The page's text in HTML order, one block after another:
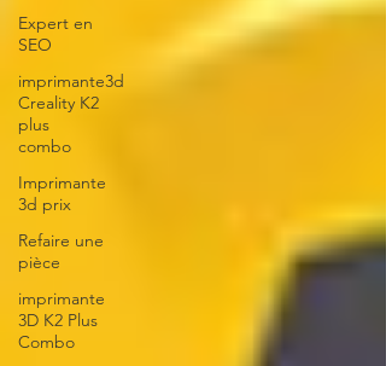
Expert en
SEO
imprimante3d
Creality K2
plus
combo
Imprimante
3d prix
Refaire une
pièce
imprimante
3D K2 Plus
Combo